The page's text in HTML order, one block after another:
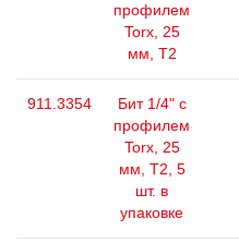
профилем
Torx, 25
мм, Т2
911.3354
Бит 1/4" с
профилем
Torx, 25
мм, Т2, 5
шт. в
упаковке